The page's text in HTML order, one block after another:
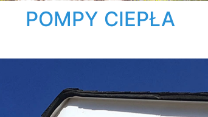
POMPY CIEPŁA